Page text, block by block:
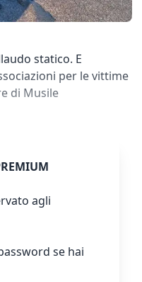
statico. E
per le vittime
di Musile
agli
se hai